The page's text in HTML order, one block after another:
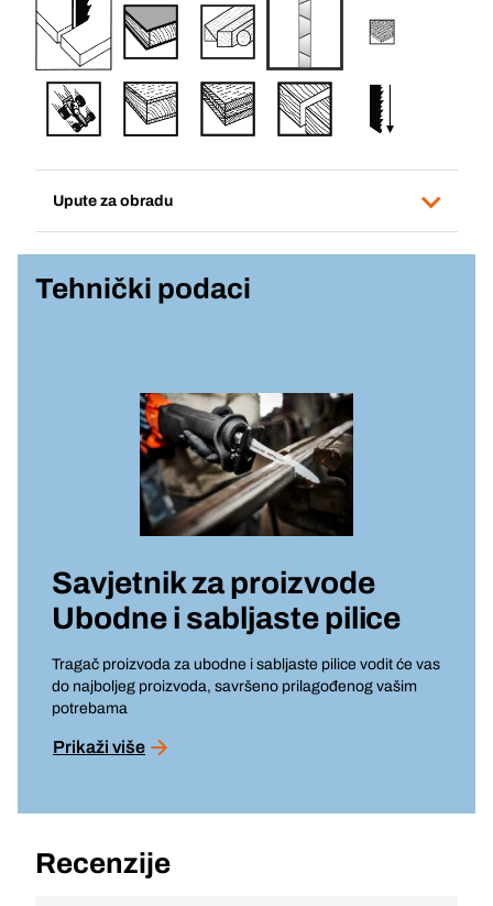
Upute za obradu
Tehnički podaci
Savjetnik za proizvode
Ubodne i sabljaste pilice
Tragač proizvoda za ubodne i sabljaste pilice vodit će vas
do najboljeg proizvoda, savršeno prilagođenog vašim
potrebama
Prikaži više
Recenzije